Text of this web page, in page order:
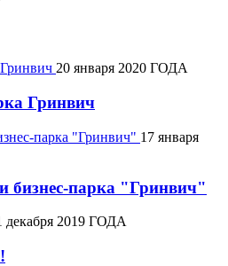
20 января 2020 ГОДА
Гринвич
17 января
бизнес-парка "Гринвич"
декабря 2019 ГОДА